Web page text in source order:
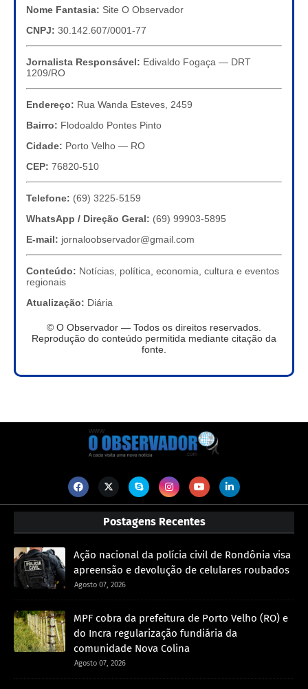
Nome Fantasia: Site O Observador
CNPJ: 30.142.607/0001-77
Jornalista Responsável: Edivaldo Fogaça — DRT
1209/RO
Endereço: Rua Wanda Esteves, 2459
Bairro: Flodoaldo Pontes Pinto
Cidade: Porto Velho — RO
CEP: 76820-510
Telefone: (69) 3225-5159
WhatsApp / Direção Geral: (69) 99903-5895
E-mail: jornaloobservador@gmail.com
Conteúdo: Notícias, política, economia, cultura e eventos
regionais
Atualização: Diária
© O Observador — Todos os direitos reservados.
Reprodução do conteúdo permitida mediante citação da
fonte.
Postagens Recentes
Ação nacional da polícia civil de Rondônia visa
apreensão e devolução de celulares roubados
Agosto 07, 2026
MPF cobra da prefeitura de Porto Velho (RO) e
do Incra regularização fundiária da
comunidade Nova Colina
Agosto 07, 2026